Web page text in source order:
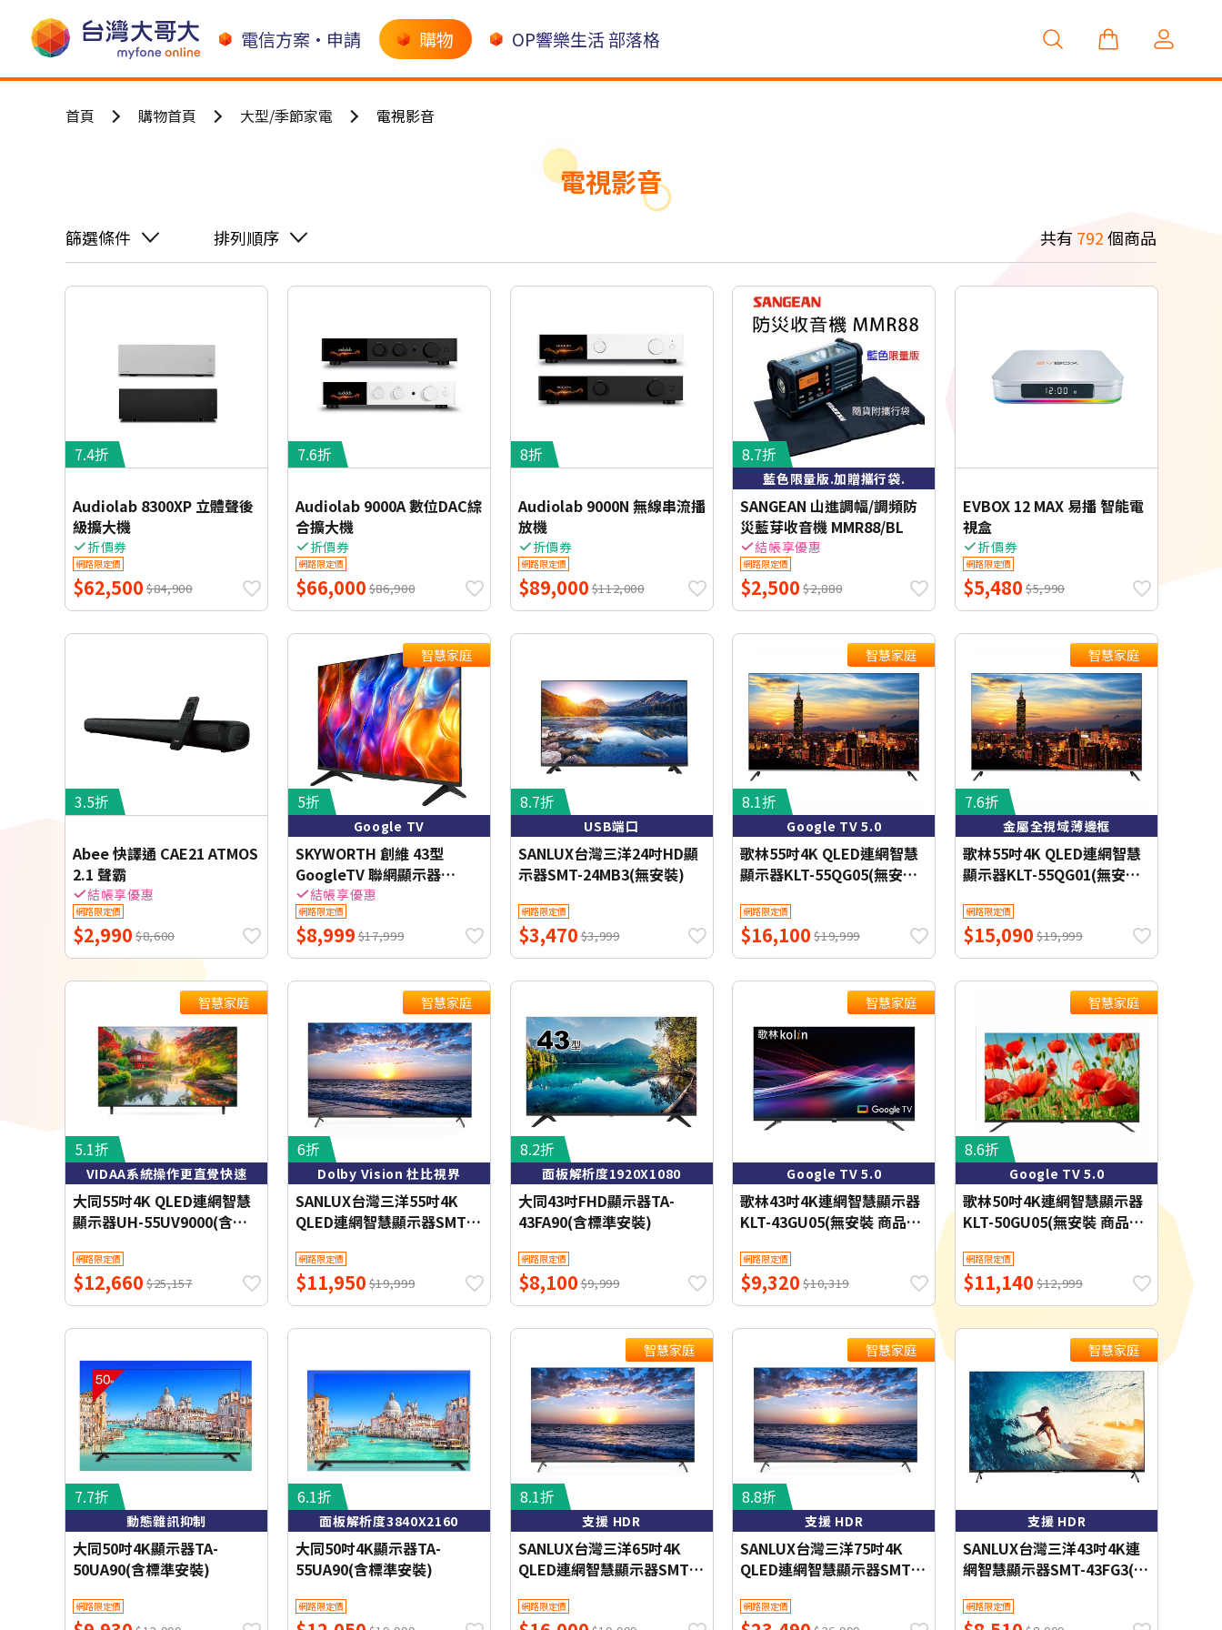
電信方案•申請 購物 OP響樂生活 部落格
首頁 購物首頁 大型/季節家電 電視影音
電視影音
篩選條件 排列順序 共有 792個商品
7.4折
Audiolab 8300XP 立體聲後
級擴大機
折價券
網路限定價
$62,500 $84,900
7.6折
Audiolab 9000A 數位DAC綜
合擴大機
折價券
網路限定價
$66,000$86,900
8折
Audiolab 9000N 無線串流播
放機
折價券
網路限定價
$89,000$112,000
8.7折
藍色限量版.加贈攜行袋.
SANGEAN 山進調幅/調頻防
災藍芽收音機 MMR88/BL
結帳享優惠
網路限定價
$2,500 $2,880
EVBOX 12 MAX 易播 智能電
視盒
折價券
網路限定價
$5,480 $5,990
3.5折
Abee 快譯通 CAE21 ATMOS
2.1 聲霸
結帳享優惠
網路限定價
$2,990 $8,600
5折
智慧家庭
Google TV
SKYWORTH 創維 43型
GoogleTV 聯網顯示器
43Q6600H-配送不含安裝
結帳享優惠
網路限定價
$8,999$17,999
8.7折
USB端口
SANLUX台灣三洋24吋HD顯
示器SMT-24MB3(無安裝)
網路限定價
$3,470$3,999
8.1折
智慧家庭
Google TV 5.0
歌林55吋4K QLED連網智慧
顯示器KLT-55QG05(無安
網路限定價
$16,100 $19,999
7.6折
智慧家庭
金屬全視域薄邊框
歌林55吋4K QLED連網智慧
顯示器KLT-55QG01(無安
網路限定價
$15,090 $19,999
5.1折
智慧家庭
VIDAA系統操作更直覺快速
大同55吋4K QLED連網智慧
顯示器UH-55UV9000(含標
庭】
網路限定價
$12,660 $25,157
6折
智慧家庭
Dolby Vision 杜比視界
SANLUX台灣三洋55吋4K
QLED連網智慧顯示器SMT-
網 【智慧家庭】
網路限定價
$11,950$19,999
8.2折
面板解析度1920X1080
大同43吋FHD顯示器TA-
43FA90(含標準安裝)
網路限定價
$8,100$9,999
智慧家庭
Google TV 5.0
歌林43吋4K連網智慧顯示器
KLT-43GU05(無安裝 商品純
家庭】
網路限定價
$9,320 $10,319
8.6折
智慧家庭
Google TV 5.0
歌林50吋4K連網智慧顯示器
KLT-50GU05(無安裝 商品純
家庭】
網路限定價
$11,140 $12,999
7.7折
動態雜訊抑制
大同50吋4K顯示器TA-
50UA90(含標準安裝)
網路限定價
6.1折
面板解析度3840X2160
大同50吋4K顯示器TA-
55UA90(含標準安裝)
網路限定價
8.1折
智慧家庭
支援 HDR
SANLUX台灣三洋65吋4K
QLED連網智慧顯示器SMT-
家庭】
網路限定價
8.8折
智慧家庭
支援 HDR
SANLUX台灣三洋75吋4K
QLED連網智慧顯示器SMT-
家庭】
網路限定價
智慧家庭
支援 HDR
SANLUX台灣三洋43吋4K連
網智慧顯示器SMT-43FG3(無
網路限定價